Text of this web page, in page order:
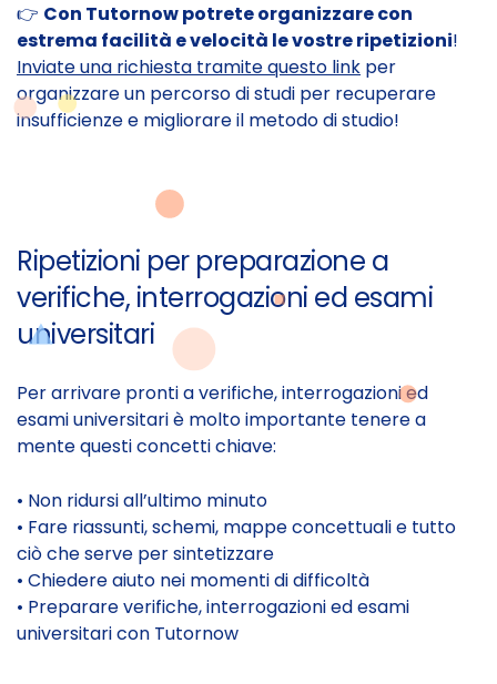
👉 Con Tutornow potrete organizzare con
estrema facilità e velocità le vostre ripetizioni!
Inviate una richiesta tramite questo link per
organizzare un percorso di studi per recuperare
insufficienze e migliorare il metodo di studio!
Ripetizioni per preparazione a
verifiche, interrogazioni ed esami
universitari
Per arrivare pronti a verifiche, interrogazioni ed
esami universitari è molto importante tenere a
mente questi concetti chiave:
• Non ridursi all’ultimo minuto
• Fare riassunti, schemi, mappe concettuali e tutto
ciò che serve per sintetizzare
• Chiedere aiuto nei momenti di difficoltà
• Preparare verifiche, interrogazioni ed esami
universitari con Tutornow